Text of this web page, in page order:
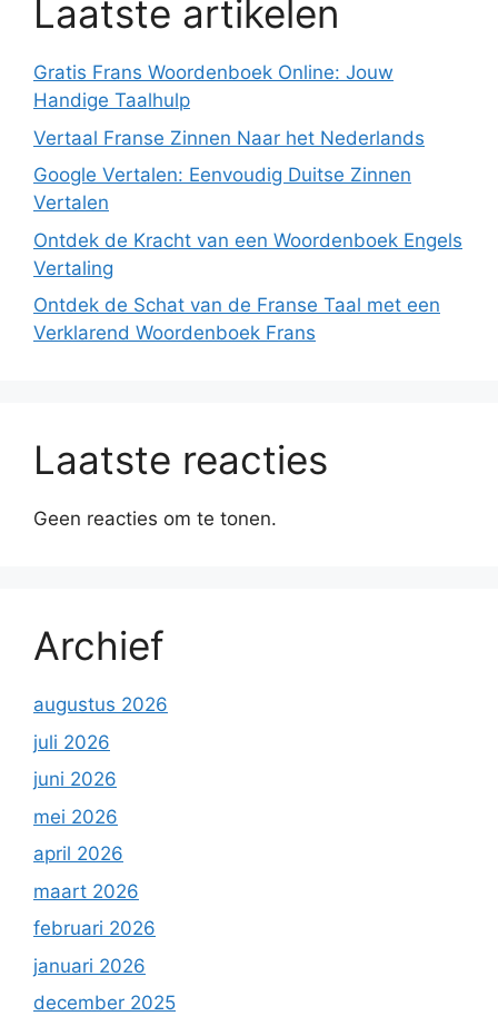
Laatste artikelen
Gratis Frans Woordenboek Online: Jouw
Handige Taalhulp
Vertaal Franse Zinnen Naar het Nederlands
Google Vertalen: Eenvoudig Duitse Zinnen
Vertalen
Ontdek de Kracht van een Woordenboek Engels
Vertaling
Ontdek de Schat van de Franse Taal met een
Verklarend Woordenboek Frans
Laatste reacties
Geen reacties om te tonen.
Archief
augustus 2026
juli 2026
juni 2026
mei 2026
april 2026
maart 2026
februari 2026
januari 2026
december 2025